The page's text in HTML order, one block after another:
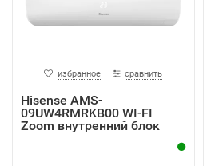
избранное сравнить
Hisense AMS-
09UW4RMRKB00 WI-FI
Zoom внутренний блок